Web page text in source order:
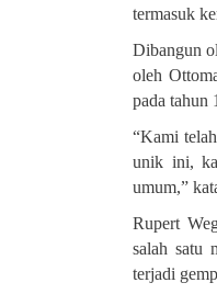
termasuk
Dibangun
oleh
pada tahun
“Kami
unik ini,
umum,”
Rupert
salah satu
terjadi